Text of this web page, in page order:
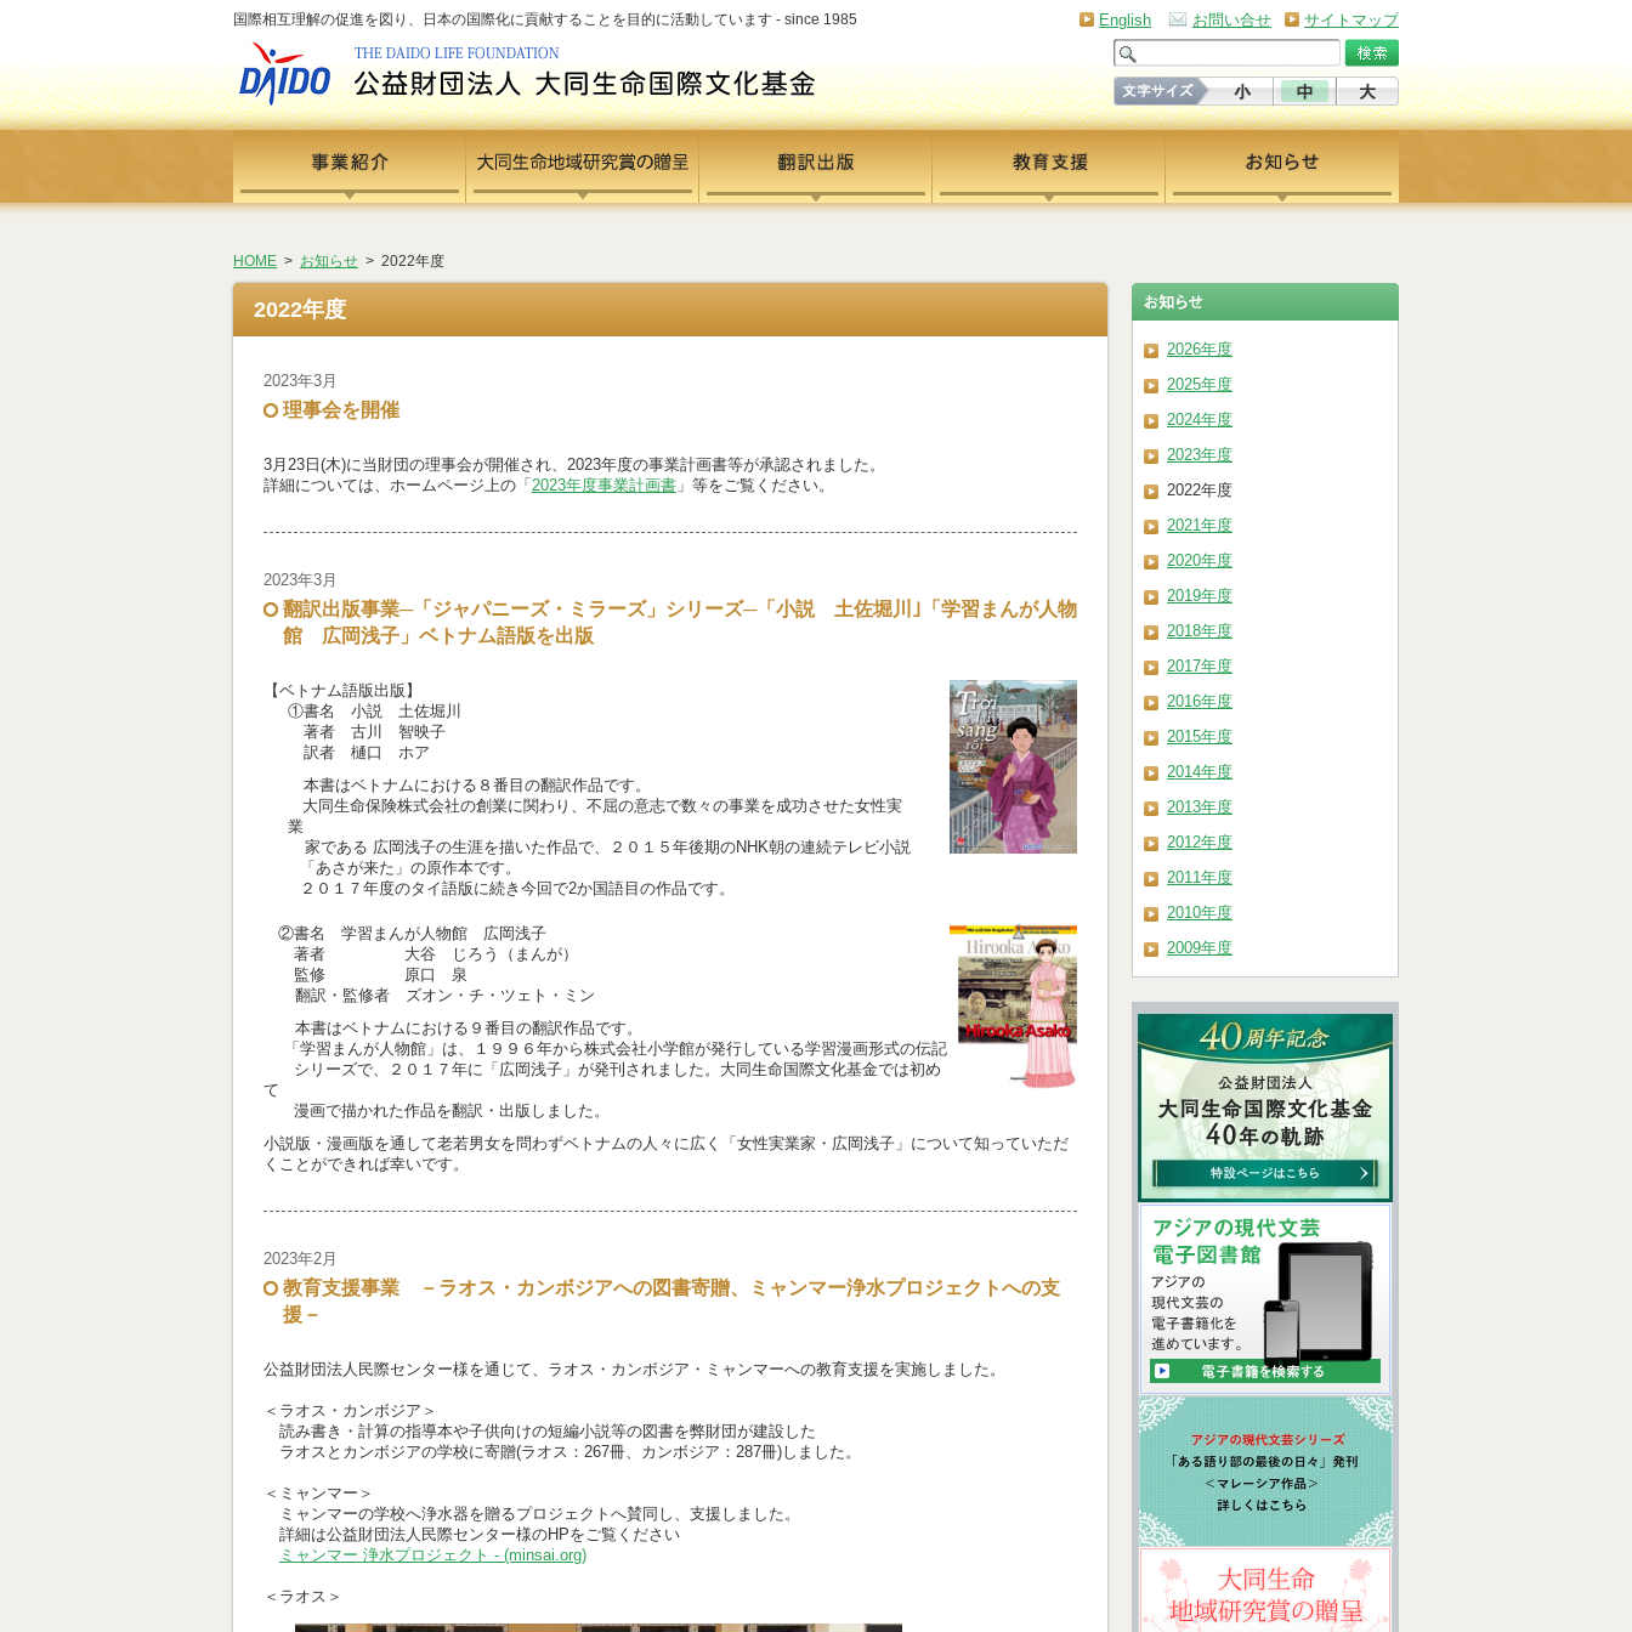
国際相互理解の促進を図り、日本の国際化に貢献することを目的に活動しています - since 1985 English お問い合せ サイトマップ
HOME > お知らせ > 2022年度
2022年度
2023年3月
理事会を開催
3月23日(木)に当財団の理事会が開催され、2023年度の事業計画書等が承認されました。
詳細については、ホームページ上の「 2023年度事業計画書 」等をご覧ください。
2023年3月
翻訳出版事業─「ジャパニーズ・ミラーズ」シリーズ─「小説 土佐堀川｣「学習まんが人物
館 広岡浅子」ベトナム語版を出版
【ベトナム語版出版】
①書名 小説 土佐堀川
著者 古川 智映子
訳者 樋口 ホア
本書はベトナムにおける８番目の翻訳作品です。
大同生命保険株式会社の創業に関わり、不屈の意志で数々の事業を成功させた女性実
業
家である 広岡浅子の生涯を描いた作品で、２０１５年後期のNHK朝の連続テレビ小説
「あさが来た」の原作本です。
２０１７年度のタイ語版に続き今回で2か国語目の作品です。
②書名 学習まんが人物館 広岡浅子
著者 大谷 じろう（まんが）
監修 原口 泉
翻訳・監修者 ズオン・チ・ツェト・ミン
本書はベトナムにおける９番目の翻訳作品です。
「学習まんが人物館」は、１９９６年から株式会社小学館が発行している学習漫画形式の伝記
シリーズで、２０１７年に「広岡浅子」が発刊されました。大同生命国際文化基金では初め
て
漫画で描かれた作品を翻訳・出版しました。
小説版・漫画版を通して老若男女を問わずベトナムの人々に広く「女性実業家・広岡浅子」について知っていただ
くことができれば幸いです。
2023年2月
教育支援事業 －ラオス・カンボジアへの図書寄贈、ミャンマー浄水プロジェクトへの支
援－
公益財団法人民際センター様を通じて、ラオス・カンボジア・ミャンマーへの教育支援を実施しました。
＜ラオス・カンボジア＞
読み書き・計算の指導本や子供向けの短編小説等の図書を弊財団が建設した
ラオス と カンボジアの学校に寄贈(ラオス：267冊、カンボジア：287冊)しました。
＜ミャンマー＞
ミャンマーの学校へ浄水器を贈るプロジェクトへ賛同し、支援しました。
詳細は公益財団法人民際センター様のHPをご覧ください
ミャンマー 浄水プロジェクト - (minsai.org)
＜ラオス＞
2026年度
2025年度
2024年度
2023年度
2022年度
2021年度
2020年度
2019年度
2018年度
2017年度
2016年度
2015年度
2014年度
2013年度
2012年度
2011年度
2010年度
2009年度